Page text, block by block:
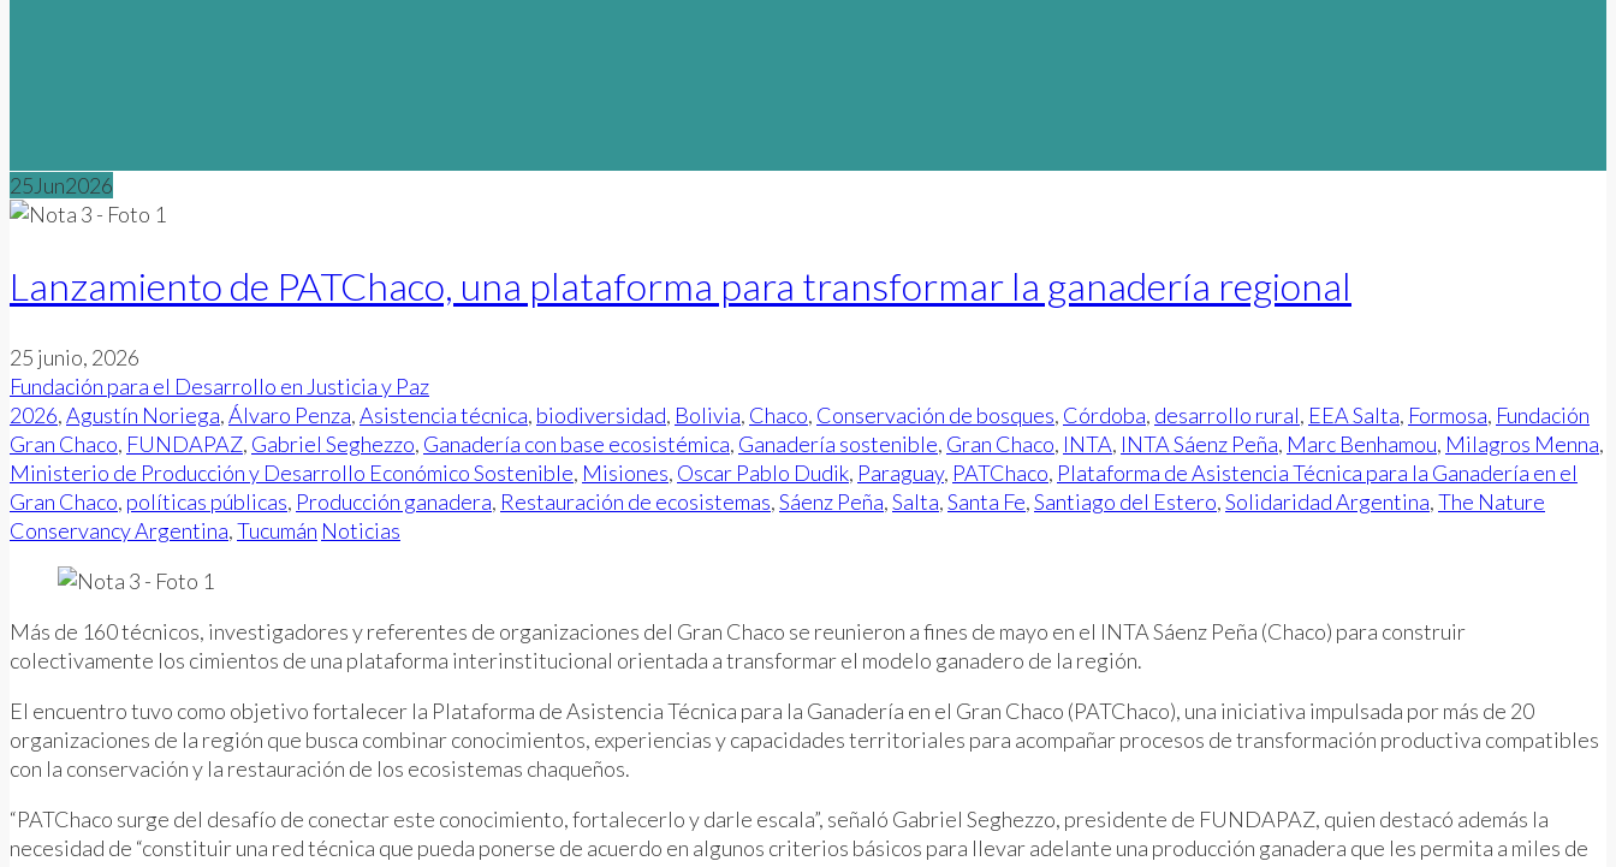
25 Jun2026
Lanzamiento de PATChaco, una plataforma para transformar la ganadería regional
25 junio, 2026
Fundación para el Desarrollo en Justicia y Paz
2026,Agustín Noriega,Álvaro Penza,Asistencia técnica, biodiversidad, Bolivia, Chaco, Conservación de bosques, Córdoba, desarrollo rural, EEA Salta, Formosa, Fundación
Gran Chaco, FUNDAPAZ, Gabriel Seghezzo, Ganadería con base ecosistémica, Ganadería sostenible, Gran Chaco, INTA, INTA Sáenz Peña, Marc Benhamou, Milagros Menna,
Ministerio de Producción y Desarrollo Económico Sostenible, Misiones, Oscar Pablo Dudik, Paraguay, PATChaco, Plataforma de Asistencia Técnica para la Ganadería en el
Gran Chaco, políticas públicas, Producción ganadera, Restauración de ecosistemas,Sáenz Peña,Salta,Santa Fe,Santiago del Estero,Solidaridad Argentina,The Nature
Conservancy Argentina,Tucumán Noticias
Más de 160 técnicos, investigadores y referentes de organizaciones del Gran Chaco se reunieron a fines de mayo en el INTA Sáenz Peña (Chaco) para construir
colectivamente los cimientos de una plataforma interinstitucional orientada a transformar el modelo ganadero de la región.
El encuentro tuvo como objetivo fortalecer la Plataforma de Asistencia Técnica para la Ganadería en el Gran Chaco (PATChaco), una iniciativa impulsada por más de 20
organizaciones de la región que busca combinar conocimientos, experiencias y capacidades territoriales para acompañar procesos de transformación productiva compatibles
con la conservación y la restauración de los ecosistemas chaqueños.
“PATChaco surge del desafío de conectar este conocimiento, fortalecerlo y darle escala”, señaló Gabriel Seghezzo, presidente de FUNDAPAZ, quien destacó además la
necesidad de “constituir una red técnica que pueda ponerse de acuerdo en algunos criterios básicos para llevar adelante una producción ganadera que les permita a miles de